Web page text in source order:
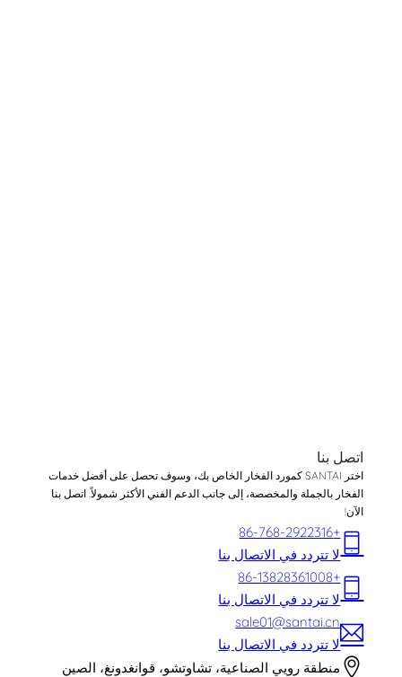
اتصل بنا
اختر SANTAI كمورد الفخار الخاص بك، وسوف تحصل على أفضل خدمات
الفخار بالجملة والمخصصة، إلى جانب الدعم الفني الأكثر شمولاً. اتصل بنا
الآن!
+86-768-2922316
لا تتردد في الاتصال بنا
+86-13828361008
لا تتردد في الاتصال بنا
sale01@santai.cn
لا تتردد في الاتصال بنا
منطقة رويي الصناعية، تشاوتشو، قوانغدونغ، الصين